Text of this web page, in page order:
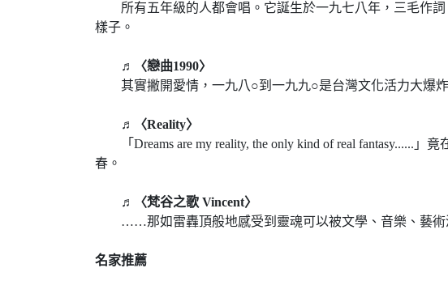
所有五年級的人都會唱。它誕生於一九七八年，三毛作詞
樣子。
♬〈戀曲1990〉
其實撇開愛情，一九八○到一九九○是台灣文化活力大爆炸
♬〈Reality〉
「Dreams are my reality, the only kind of real fantasy......」
春。
♬〈梵谷之歌 Vincent〉
……那如雷轟頂般地感受到靈魂可以被文學、音樂、藝術
名家推薦